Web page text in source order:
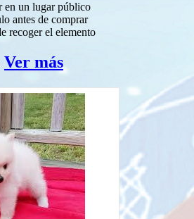
en un lugar público
antes de comprar
recoger el elemento
Ver más